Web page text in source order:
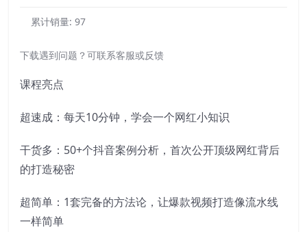
累计销量: 97
下载遇到问题？可联系客服或反馈
课程亮点
超速成：每天10分钟，学会一个网红小知识
干货多：50+个抖音案例分析，首次公开顶级网红背后
的打造秘密
超简单：1套完备的方法论，让爆款视频打造像流水线
一样简单